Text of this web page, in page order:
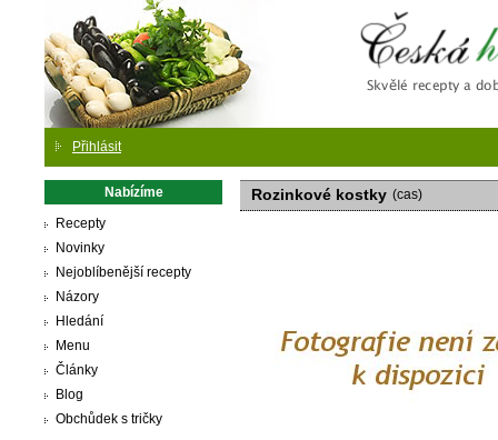
Přihlásit
Nabízíme
Recepty
Novinky
Nejoblíbenější recepty
Názory
Hledání
Menu
Články
Blog
Obchůdek s tričky
Rozinkové kostky (cas)